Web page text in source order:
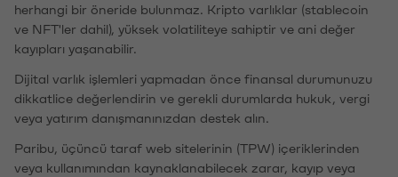
herhangi bir öneride bulunmaz. Kripto varlıklar (stablecoin
ve NFT'ler dahil), yüksek volatiliteye sahiptir ve ani değer
kayıpları yaşanabilir.
Dijital varlık işlemleri yapmadan önce finansal durumunuzu
dikkatlice değerlendirin ve gerekli durumlarda hukuk, vergi
veya yatırım danışmanınızdan destek alın.
Paribu, üçüncü taraf web sitelerinin (TPW) içeriklerinden
veya kullanımından kaynaklanabilecek zarar, kayıp veya